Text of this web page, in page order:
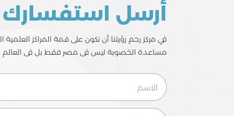
أرسل استفسارك
في مركز رحم رؤيتنا أن نكون على قمة المراكز
مساعدة الخصوبة ليس فى مصر فقط بل فى العالم